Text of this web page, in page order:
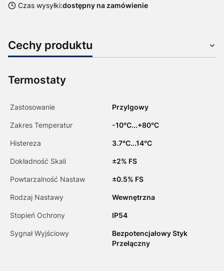
Czas wysyłki:dostępny na zamówienie
Cechy produktu
Termostaty
Zastosowanie Przylgowy
Zakres Temperatur -10°C...+80°C
Histereza 3.7°C...14°C
Dokładność Skali ±2% FS
Powtarzalność Nastaw ±0.5% FS
Rodzaj Nastawy Wewnętrzna
Stopień Ochrony IP54
Sygnał Wyjściowy
Bezpotencjałowy Styk
Przełączny